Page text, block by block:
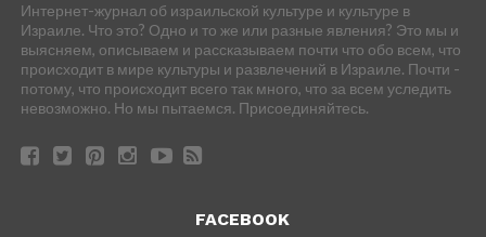
Интернет-журнал об израильской культуре и культуре в
Израиле. Что это? Одно и то же или разные явления? Это мы и
выясняем, описываем и рассказываем почти что обо всем, что
происходит в мире культуры и развлечений в Израиле. Почти -
потому, что происходит всего так много, что за всем уследить
невозможно. Но мы пытаемся. Присоединяйтесь.
FACEBOOK